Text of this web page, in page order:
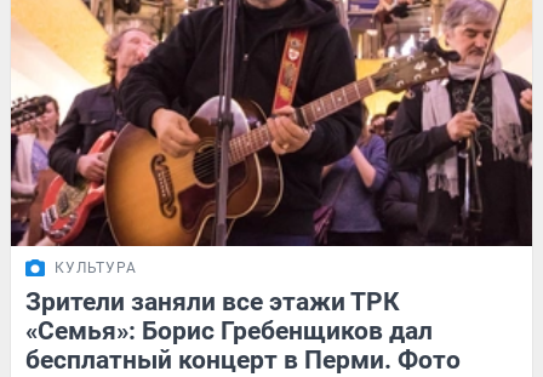
КУЛЬТУРА
Зрители заняли все этажи ТРК
«Семья»: Борис Гребенщиков дал
бесплатный концерт в Перми. Фото